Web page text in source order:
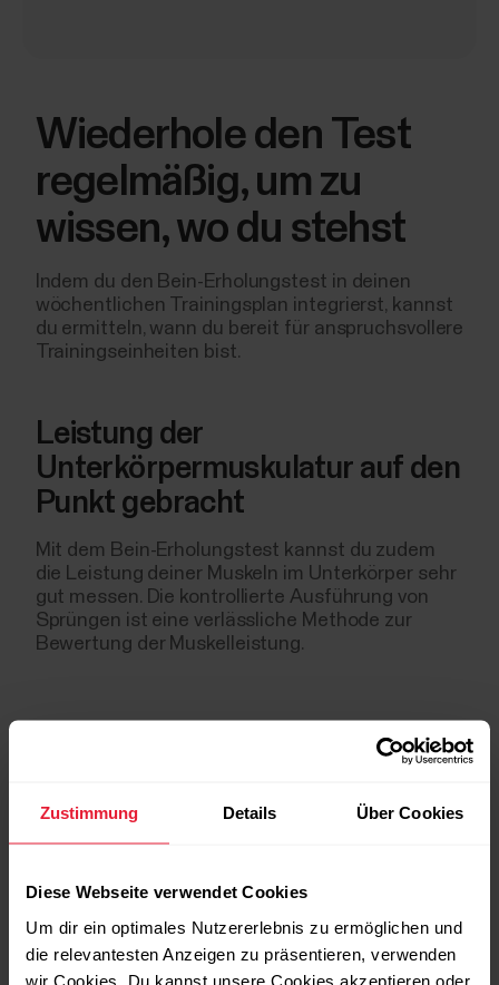
Zustimmung Details Über Cookies
Diese Webseite verwendet Cookies
Um dir ein optimales Nutzererlebnis zu ermöglichen und
die relevantesten Anzeigen zu präsentieren, verwenden
wir Cookies. Du kannst unsere Cookies akzeptieren oder
Wiederhole den Test
regelmäßig, um zu
wissen, wo du stehst
Indem du den Bein-Erholungstest in deinen
wöchentlichen Trainingsplan integrierst, kannst
du ermitteln, wann du bereit für anspruchsvollere
Trainingseinheiten bist.
Leistung der
Unterkörpermuskulatur auf den
Punkt gebracht
Mit dem Bein-Erholungstest kannst du zudem
die Leistung deiner Muskeln im Unterkörper sehr
gut messen. Die kontrollierte Ausführung von
Sprüngen ist eine verlässliche Methode zur
Bewertung der Muskelleistung.
Die